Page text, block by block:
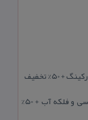
تخفیف
لیست هتل آپارتمان های مشهد در هتل خیابان طبرسی و فلکه آب + 50%